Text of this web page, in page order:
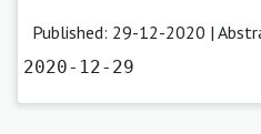
Published: 29-12-2020 |
2020-12-29